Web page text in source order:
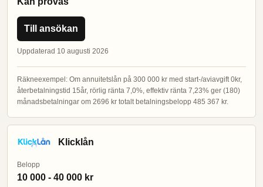
Till ansökan
Uppdaterad 10 augusti 2026
Räkneexempel: Om annuitetslån på 300 000 kr med start-/aviavgift 0kr,
återbetalningstid 15år, rörlig ränta 7,0%, effektiv ränta 7,23% ger (180)
månadsbetalningar om 2696 kr totalt betalningsbelopp 485 367 kr.
Klicklån
Belopp
10 000 - 40 000 kr